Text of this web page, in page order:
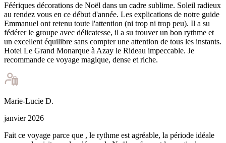
Féériques décorations de Noël dans un cadre sublime. Soleil radieux
au rendez vous en ce début d'année. Les explications de notre guide
Emmanuel ont retenu toute l'attention (ni trop ni trop peu). Il a su
fédérer le groupe avec délicatesse, il a su trouver un bon rythme et
un excellent équilibre sans compter une attention de tous les instants.
Hotel Le Grand Monarque à Azay le Rideau impeccable. Je
recommande ce voyage magique, dense et riche.
Marie-Lucie D.
janvier 2026
Fait ce voyage parce que , le rythme est agréable, la période idéale